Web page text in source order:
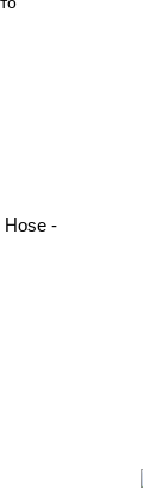
Hose -